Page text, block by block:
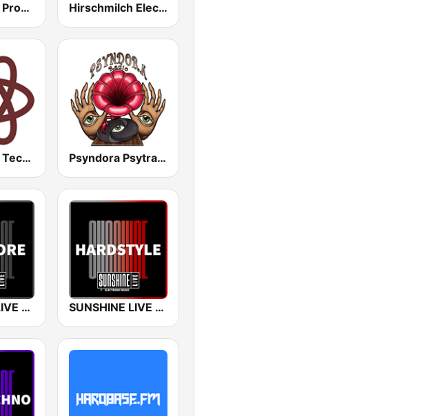
Hirschmilch Prog-House Hirschmilch Electronic
Hirschmilch Techno Psyndora Psytrance
SUNSHINE LIVE - Hardcore SUNSHINE LIVE - Hardstyle